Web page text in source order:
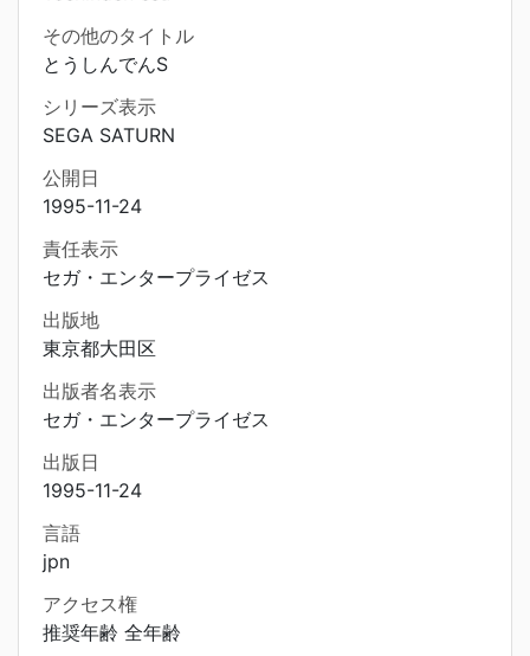
その他のタイトル
とうしんでんS
シリーズ表示
SEGA SATURN
公開日
1995-11-24
責任表示
セガ・エンタープライゼス
出版地
東京都大田区
出版者名表示
セガ・エンタープライゼス
出版日
1995-11-24
言語
jpn
アクセス権
推奨年齢 全年齢